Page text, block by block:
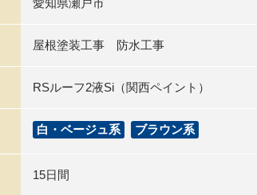
愛知県瀬戸市
屋根塗装工事 防水工事
RSルーフ2液Si（関西ペイント）
白・ベージュ系 ブラウン系
15日間